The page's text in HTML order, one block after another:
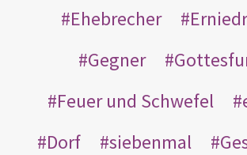
Ehebrecher
Gegner
Feuer und Schwefel
Dorf
siebenmal